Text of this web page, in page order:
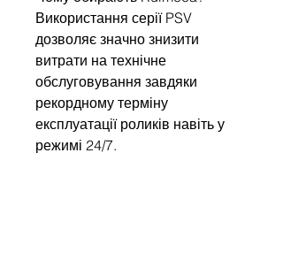
Використання серії PSV
дозволяє значно знизити
витрати на технічне
обслуговування завдяки
рекордному терміну
експлуатації роликів навіть у
режимі 24/7.